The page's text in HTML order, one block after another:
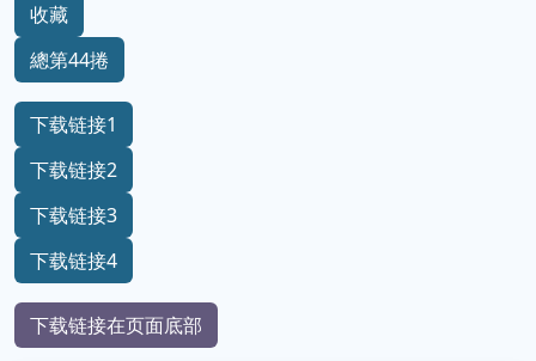
收藏
總第44捲
下载链接1
下载链接2
下载链接3
下载链接4
下载链接在页面底部